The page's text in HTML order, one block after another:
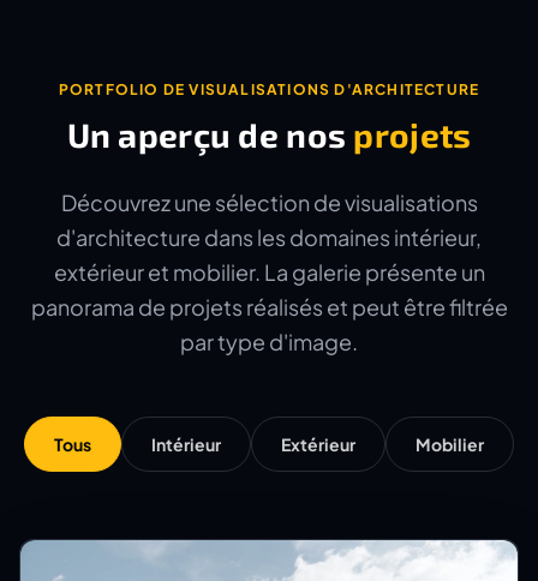
PORTFOLIO DE VISUALISATIONS D'ARCHITECTURE
Un aperçu de nos projets
Découvrez une sélection de visualisations
d'architecture dans les domaines intérieur,
extérieur et mobilier. La galerie présente un
panorama de projets réalisés et peut être filtrée
par type d'image.
Tous Intérieur Extérieur Mobilier